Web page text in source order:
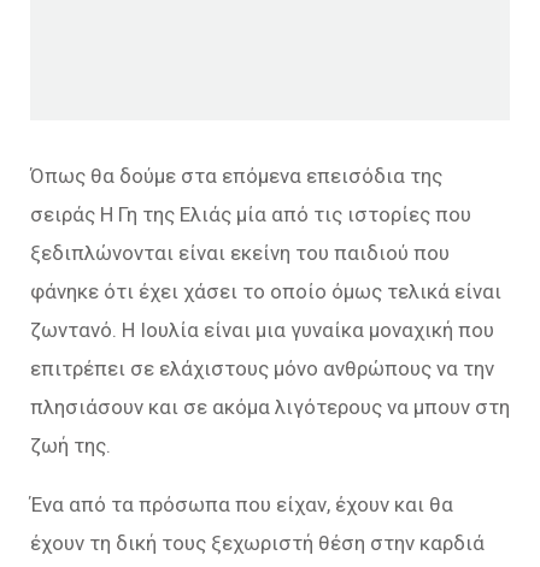
Όπως θα δούμε στα επόμενα επεισόδια της
σειράς Η Γη της Ελιάς μία από τις ιστορίες που
ξεδιπλώνονται είναι εκείνη του παιδιού που
φάνηκε ότι έχει χάσει το οποίο όμως τελικά είναι
ζωντανό. Η Ιουλία είναι μια γυναίκα μοναχική που
επιτρέπει σε ελάχιστους μόνο ανθρώπους να την
πλησιάσουν και σε ακόμα λιγότερους να μπουν στη
ζωή της.
Ένα από τα πρόσωπα που είχαν, έχουν και θα
έχουν τη δική τους ξεχωριστή θέση στην καρδιά